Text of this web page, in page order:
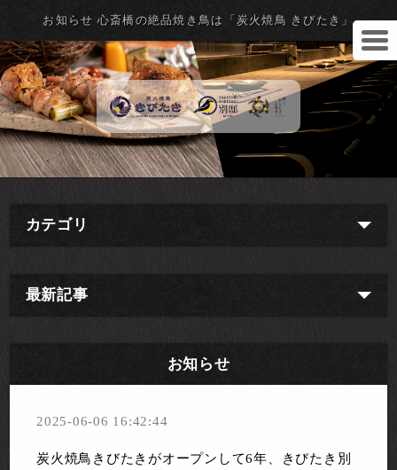
お知らせ 心斎橋の絶品焼き鳥は「炭火焼鳥 きびたき」
カテゴリ
最新記事
お知らせ
2025-06-06 16:42:44
炭火焼鳥きびたきがオープンして6年、きびたき別